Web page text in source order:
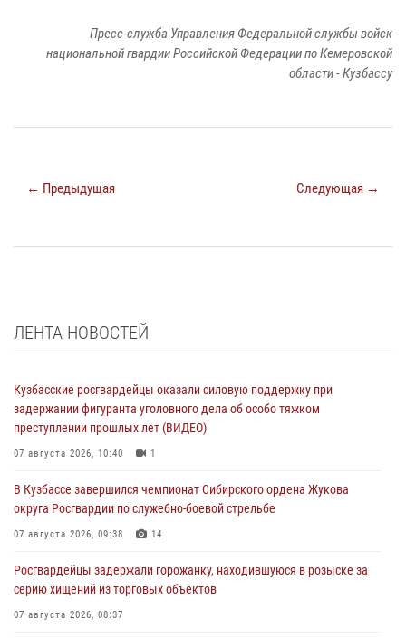
Пресс-служба Управления Федеральной службы войск
национальной гвардии Российской Федерации по Кемеровской
области - Кузбассу
← Предыдущая Следующая →
ЛЕНТА НОВОСТЕЙ
Кузбасские росгвардейцы оказали силовую поддержку при
задержании фигуранта уголовного дела об особо тяжком
преступлении прошлых лет (ВИДЕО)
07 августа 2026, 10:40 1
В Кузбассе завершился чемпионат Сибирского ордена Жукова
округа Росгвардии по служебно-боевой стрельбе
07 августа 2026, 09:38 14
Росгвардейцы задержали горожанку, находившуюся в розыске за
серию хищений из торговых объектов
07 августа 2026, 08:37